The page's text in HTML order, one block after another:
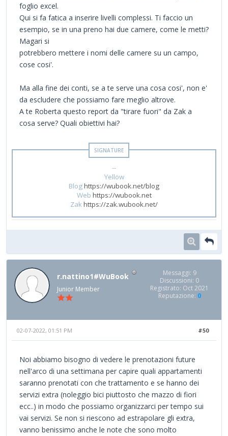
foglio excel.
Qui si fa fatica a inserire livelli complessi. Ti faccio un
esempio, se in una preno hai due camere, come le metti?
Magari si
potrebbero mettere i nomi delle camere su un campo,
cose cosi'.
Ma alla fine dei conti, se a te serve una cosa cosi', non e'
da escludere che possiamo fare meglio altrove.
A te Roberta questo report da "tirare fuori" da Zak a
cosa serve? Quali obiettivi hai?
--
Yellow
Bloghttps://wubook.net/blog
Web https://wubook.net
Zakhttps://zak.wubook.net/
r.nattino1#WuBook
Junior Member
Messaggi: 9
Discussioni: 0
Registrato: Oct 2021
Reputazione: 0
#50
02-07-2022, 01:51 PM
Noi abbiamo bisogno di vedere le prenotazioni future
nell'arco di una settimana per capire quali appartamenti
saranno prenotati con che trattamento e se hanno dei
servizi extra (noleggio bici piuttosto che mazzo di fiori
ecc..) in modo che possiamo organizzarci per tempo sui
vai servizi. Se non si riescono ad estrapolare gli extra,
vanno benissimo anche le note che sono molto